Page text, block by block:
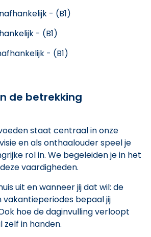
- (B1)
- (B1)
- (B1)
de betrekking
staat centraal in onze
en als onthaalouder speel je
rol in. We begeleiden je in het
vaardigheden.
uit en wanneer jij dat wil: de
vakantieperiodes bepaal jij
hoe de daginvulling verloopt
zelf in handen.